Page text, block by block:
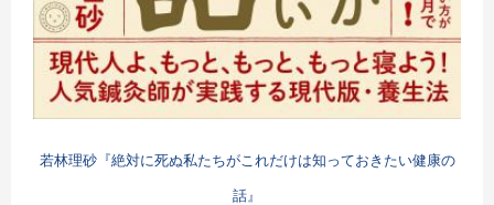
若林理砂『絶対に死ぬ私たちがこれだけは知っておきたい健康の
話』